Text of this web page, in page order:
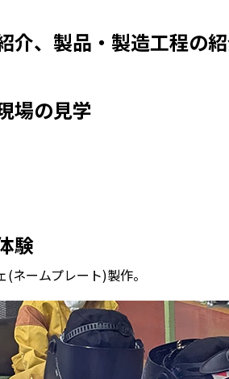
介、製品・製造工程の
場の見学
験
(ネームプレート)製作。